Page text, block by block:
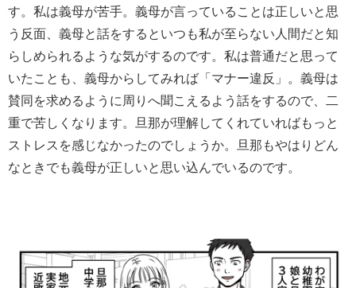
す。私は義母が苦手。義母が言っていることは正しいと思
う反面、義母と話をするといつも私が至らない人間だと知
らしめられるような気がするのです。私は普通だと思って
いたことも、義母からしてみれば「マナー違反」。義母は
賛同を求めるように周りへ聞こえるよう話をするので、二
重で苦しくなります。旦那が理解してくれていればもっと
ストレスを感じなかったのでしょうか。旦那もやはりどん
なときでも義母が正しいと思い込んでいるのです。